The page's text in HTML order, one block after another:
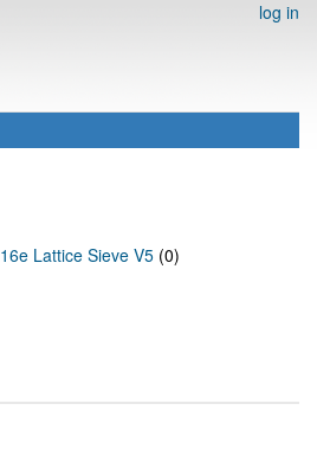
log in
16e Lattice Sieve V5 (0)